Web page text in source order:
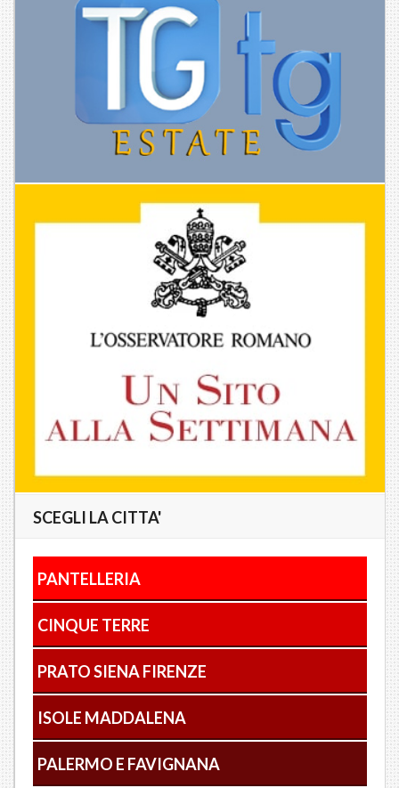
SCEGLI LA CITTA'
PANTELLERIA
CINQUE TERRE
PRATO SIENA FIRENZE
ISOLE MADDALENA
PALERMO E FAVIGNANA